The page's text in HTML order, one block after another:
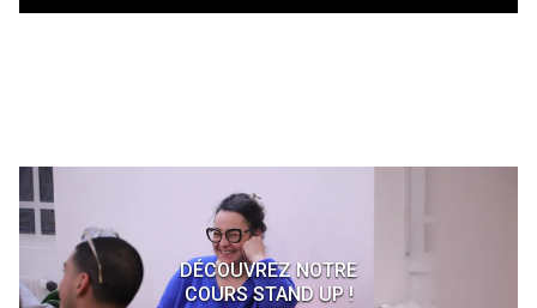
DÉCOUVREZ NOTRE
COURS STAND UP !